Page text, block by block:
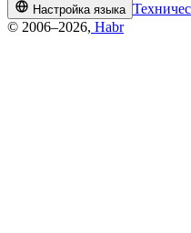
Настройка языка
© 2006–2026, Habr